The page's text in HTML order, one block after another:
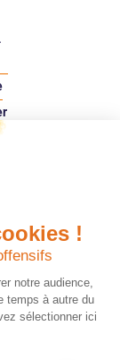
!
notre audience,
temps à autre du
sélectionner ici
% de